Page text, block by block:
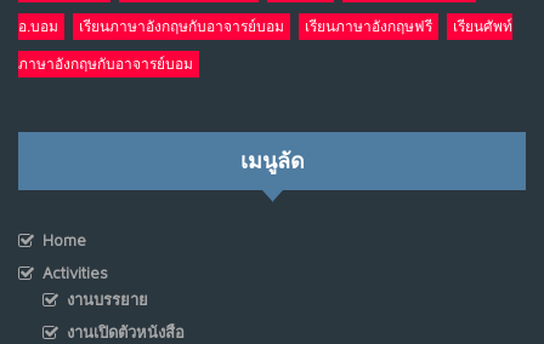
อ.บอม เรียนภาษาอังกฤษกับอาจารย์บอม เรียนภาษาอังกฤษฟรี เรียนศัพท์
ภาษาอังกฤษกับอาจารย์บอม
เมนูลัด
Home
Activities
งานบรรยาย
งานเปิดตัวหนังสือ